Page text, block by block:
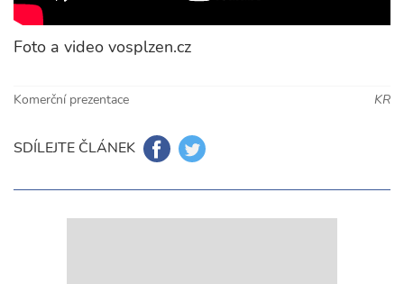
Foto a video vosplzen.cz
Komerční prezentace KR
SDÍLEJTE ČLÁNEK